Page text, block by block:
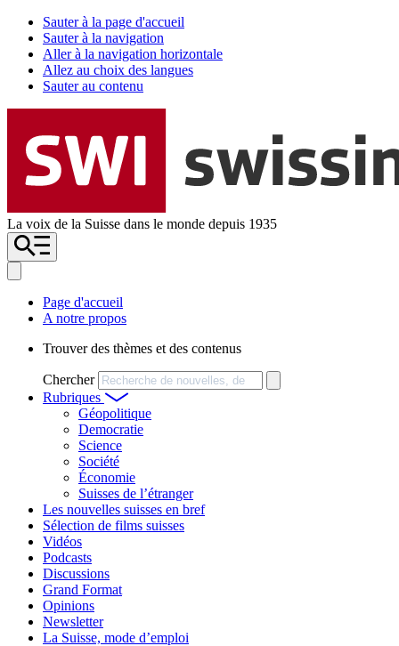
Sauter à la page d'accueil
Sauter à la navigation
Aller à la navigation horizontale
Allez au choix des langues
Sauter au contenu
La voix de la Suisse dans le monde depuis 1935
Page d'accueil
A notre propos
Trouver des thèmes et des contenus
Chercher
Rubriques
Géopolitique
Democratie
Science
Société
Économie
Suisses de l’étranger
Les nouvelles suisses en bref
Sélection de films suisses
Vidéos
Podcasts
Discussions
Grand Format
Opinions
Newsletter
La Suisse, mode d’emploi